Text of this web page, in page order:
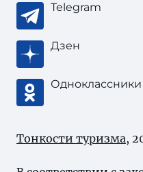
Telegram
Дзен
Одноклассники
Тонкости туризма,